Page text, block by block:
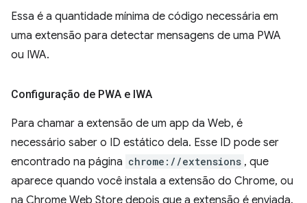
Essa é a quantidade mínima de código necessária em
uma extensão para detectar mensagens de uma PWA
ou IWA.
Configuração de PWA e IWA
Para chamar a extensão de um app da Web, é
necessário saber o ID estático dela. Esse ID pode ser
encontrado na página chrome://extensions , que
aparece quando você instala a extensão do Chrome, ou